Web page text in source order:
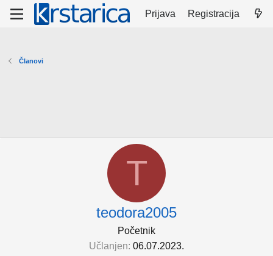
Prijava Registracija
Članovi
T
teodora2005
Početnik
Učlanjen 06.07.2023.